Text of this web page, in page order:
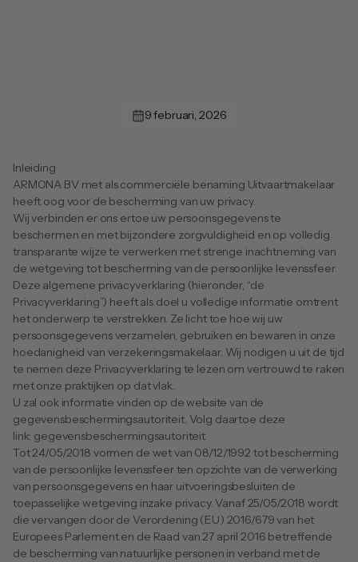
9 februari, 2026
Inleiding
ARMONA BV met als commerciële benaming Uitvaartmakelaar
heeft oog voor de bescherming van uw privacy.
Wij verbinden er ons ertoe uw persoonsgegevens te
beschermen en met bijzondere zorgvuldigheid en op volledig
transparante wijze te verwerken met strenge inachtneming van
de wetgeving tot bescherming van de persoonlijke levenssfeer.
Deze algemene privacyverklaring (hieronder, “de
Privacyverklaring”) heeft als doel u volledige informatie omtrent
het onderwerp te verstrekken. Ze licht toe hoe wij uw
persoonsgegevens verzamelen, gebruiken en bewaren in onze
hoedanigheid van verzekeringsmakelaar. Wij nodigen u uit de tijd
te nemen deze Privacyverklaring te lezen om vertrouwd te raken
met onze praktijken op dat vlak.
U zal ook informatie vinden op de website van de
gegevensbeschermingsautoriteit. Volg daartoe deze
link: gegevensbeschermingsautoriteit
Tot 24/05/2018 vormen de wet van 08/12/1992 tot bescherming
van de persoonlijke levenssfeer ten opzichte van de verwerking
van persoonsgegevens en haar uitvoeringsbesluiten de
toepasselijke wetgeving inzake privacy. Vanaf 25/05/2018 wordt
die vervangen door de Verordening (EU) 2016/679 van het
Europees Parlement en de Raad van 27 april 2016 betreffende
de bescherming van natuurlijke personen in verband met de